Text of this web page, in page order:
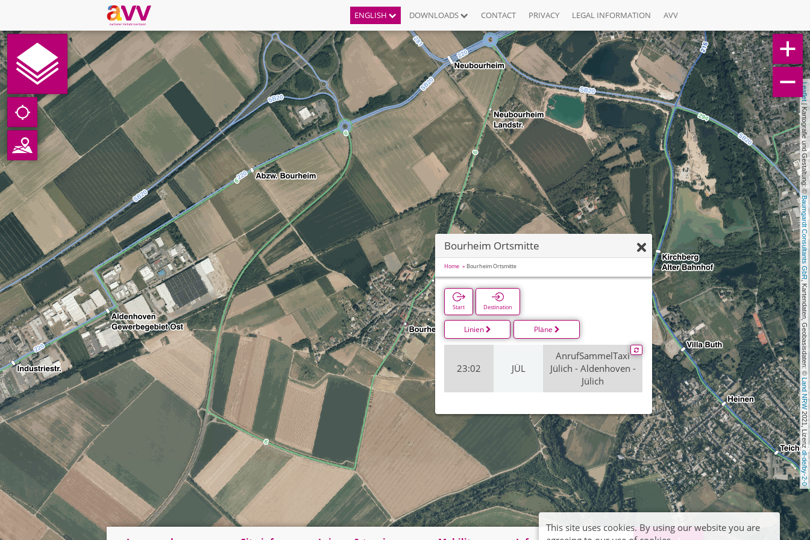
ENGLISH DOWNLOADS CONTACT PRIVACY LEGAL INFORMATION AVV
Leaflet
| Kartografie und Gestaltung: ©
Baumgardt Consultants GbR
, Kartendaten, Geobasisdaten: ©
Land NRW
2021, Lizenz
dl-de/by-2-0
Bourheim Ortsmitte
Home Bourheim Ortsmitte
Start Destination
Linien Pläne
23:02 JÜL
AnrufSammelTaxi
Jülich - Aldenhoven -
Jülich
This site uses cookies. By using our website you are